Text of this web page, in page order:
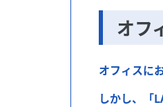
オフ
オフィスに
しかし、「